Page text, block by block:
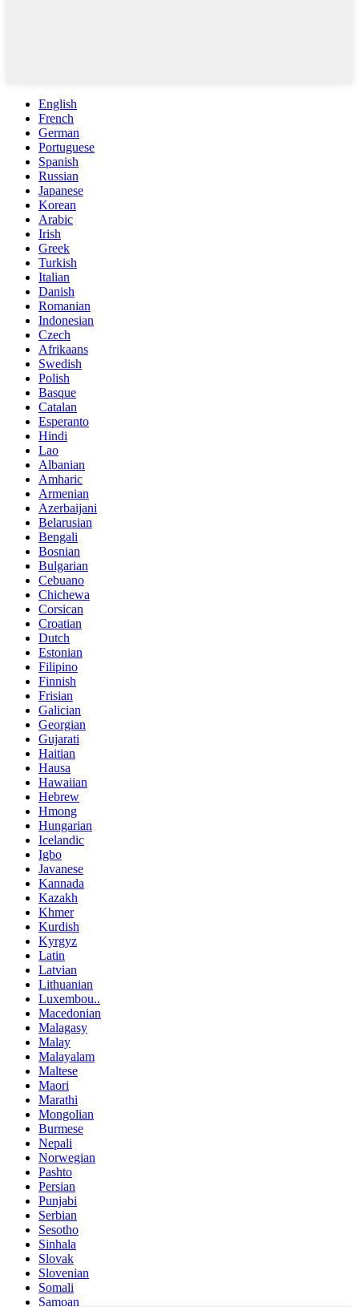
English
French
German
Portuguese
Spanish
Russian
Japanese
Korean
Arabic
Irish
Greek
Turkish
Italian
Danish
Romanian
Indonesian
Czech
Afrikaans
Swedish
Polish
Basque
Catalan
Esperanto
Hindi
Lao
Albanian
Amharic
Armenian
Azerbaijani
Belarusian
Bengali
Bosnian
Bulgarian
Cebuano
Chichewa
Corsican
Croatian
Dutch
Estonian
Filipino
Finnish
Frisian
Galician
Georgian
Gujarati
Haitian
Hausa
Hawaiian
Hebrew
Hmong
Hungarian
Icelandic
Igbo
Javanese
Kannada
Kazakh
Khmer
Kurdish
Kyrgyz
Latin
Latvian
Lithuanian
Luxembou..
Macedonian
Malagasy
Malay
Malayalam
Maltese
Maori
Marathi
Mongolian
Burmese
Nepali
Norwegian
Pashto
Persian
Punjabi
Serbian
Sesotho
Sinhala
Slovak
Slovenian
Somali
Samoan